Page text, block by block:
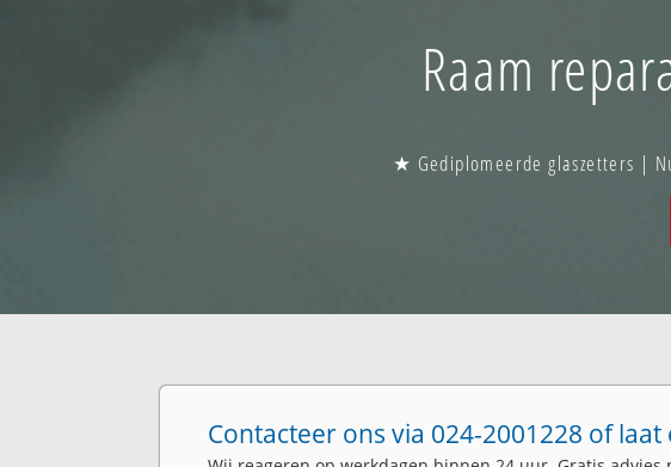
Raam
★ Gediplomeerde glaszetters |
Contacteer ons via 024-2001228 of